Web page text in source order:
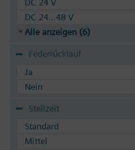
DC 24 V
DC 24...48 V
Alle anzeigen (6)
Federrücklauf
Ja
Nein
Stellzeit
Standard
Mittel